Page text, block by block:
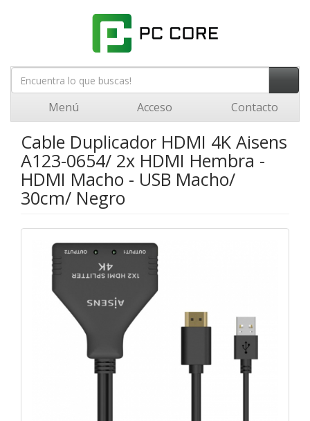
Menú Acceso Contacto
Cable Duplicador HDMI 4K Aisens
A123-0654/ 2x HDMI Hembra -
HDMI Macho - USB Macho/
30cm/ Negro